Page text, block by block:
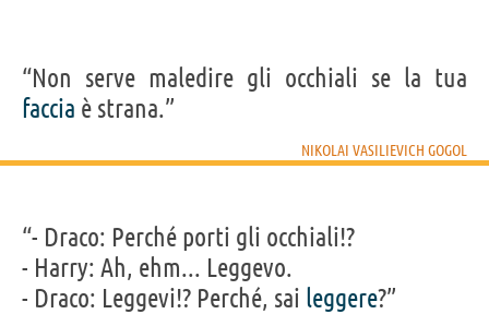
“Non serve maledire gli occhiali se la tua
faccia è strana.”
NIKOLAI VASILIEVICH GOGOL
“- Draco: Perché porti gli occhiali!?
- Harry: Ah, ehm... Leggevo.
- Draco: Leggevi!? Perché, sai leggere?”